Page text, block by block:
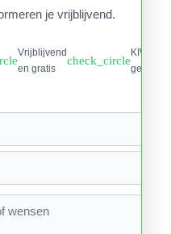
je vrijblijvend.
Vrijblijvend
en gratis
check_circle
KIWA